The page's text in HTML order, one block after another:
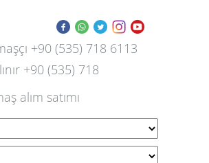
+90 (535) 718 6113
+90 (535) 718
alım satımı